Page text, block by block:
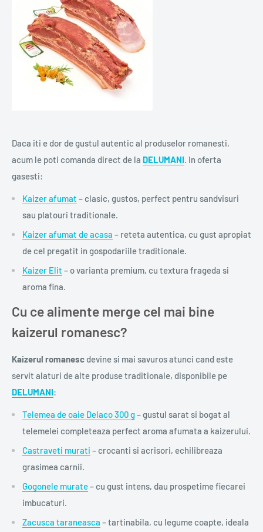
Daca iti e dor de gustul autentic al produselor romanesti,
acum le poti comanda direct de la DELUMANI. In oferta
gasesti:
Kaizer afumat – clasic, gustos, perfect pentru sandvisuri
sau platouri traditionale.
Kaizer afumat de acasa – reteta autentica, cu gust apropiat
de cel pregatit in gospodariile traditionale.
Kaizer Elit – o varianta premium, cu textura frageda si
aroma fina.
Cu ce alimente merge cel mai bine
kaizerul romanesc?
Kaizerul romanesc devine si mai savuros atunci cand este
servit alaturi de alte produse traditionale, disponibile pe
DELUMANI:
Telemea de oaie Delaco 300 g– gustul sarat si bogat al
telemelei completeaza perfect aroma afumata a kaizerului.
Castraveti murati – crocanti si acrisori, echilibreaza
grasimea carnii.
Gogonele murate– cu gust intens, dau prospetime fiecarei
imbucaturi.
Zacusca taraneasca – tartinabila, cu legume coapte, ideala